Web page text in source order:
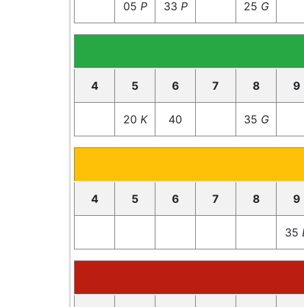
05 P 33 P 25 G
4 5 6 7 8 9
20 K 40 35 G
4 5 6 7 8 9
35